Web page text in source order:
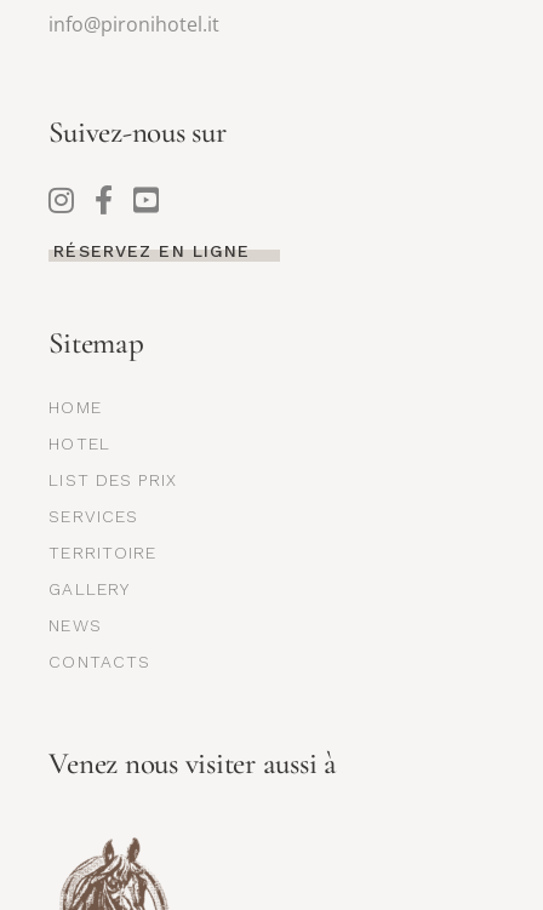
info@pironihotel.it
Suivez-nous sur
RÉSERVEZ EN LIGNE
Sitemap
HOME
HOTEL
LIST DES PRIX
SERVICES
TERRITOIRE
GALLERY
NEWS
CONTACTS
Venez nous visiter aussi à